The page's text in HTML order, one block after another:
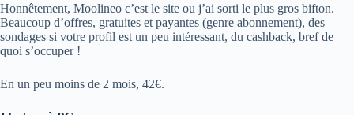
Honnêtement, Moolineo c’est le site ou j’ai sorti le plus gros bifton.
Beaucoup d’offres, gratuites et payantes (genre abonnement), des
sondages si votre profil est un peu intéressant, du cashback, bref de
quoi s’occuper !
En un peu moins de 2 mois, 42€.